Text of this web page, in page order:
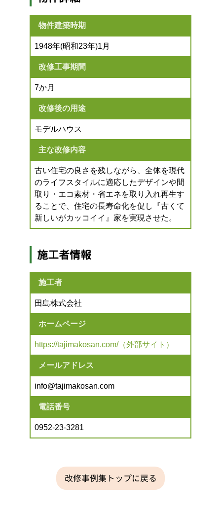
物件建築時期
1948年(昭和23年)1月
改修工事期間
7か月
改修後の用途
モデルハウス
主な改修内容
古い住宅の良さを残しながら、全体を現代
のライフスタイルに適応したデザインや間
取り・エコ素材・省エネを取り入れ再生す
ることで、住宅の長寿命化を促し『古くて
新しいがカッコイイ』家を実現させた。
施工者情報
施工者
田島株式会社
ホームページ
https://tajimakosan.com/（外部サイト）
メールアドレス
info@tajimakosan.com
電話番号
0952-23-3281
改修事例集トップに戻る